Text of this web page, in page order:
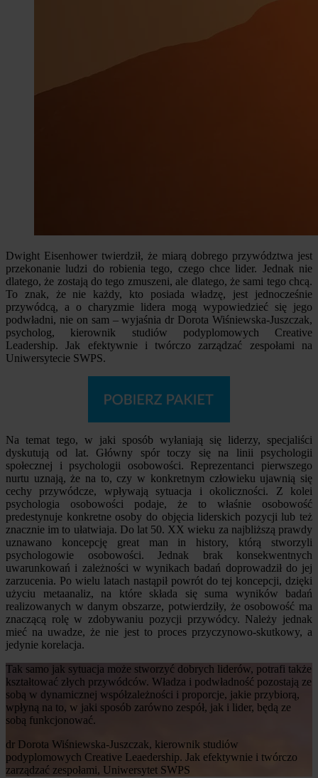
Dwight Eisenhower twierdził, że miarą dobrego przywództwa jest
przekonanie ludzi do robienia tego, czego chce lider. Jednak nie
dlatego, że zostają do tego zmuszeni, ale dlatego, że sami tego chcą.
To znak, że nie każdy, kto posiada władzę, jest jednocześnie
przywódcą, a o charyzmie lidera mogą wypowiedzieć się jego
podwładni, nie on sam – wyjaśnia dr Dorota Wiśniewska-Juszczak,
psycholog, kierownik studiów podyplomowych Creative
Leadership. Jak efektywnie i twórczo zarządzać zespołami na
Uniwersytecie SWPS.
Na temat tego, w jaki sposób wyłaniają się liderzy, specjaliści
dyskutują od lat. Główny spór toczy się na linii psychologii
społecznej i psychologii osobowości. Reprezentanci pierwszego
nurtu uznają, że na to, czy w konkretnym człowieku ujawnią się
cechy przywódcze, wpływają sytuacja i okoliczności. Z kolei
psychologia osobowości podaje, że to właśnie osobowość
predestynuje konkretne osoby do objęcia liderskich pozycji lub też
znacznie im to ułatwiaja. Do lat 50. XX wieku za najbliższą prawdy
uznawano koncepcję great man in history, którą stworzyli
psychologowie osobowości. Jednak brak konsekwentnych
uwarunkowań i zależności w wynikach badań doprowadził do jej
zarzucenia. Po wielu latach nastąpił powrót do tej koncepcji, dzięki
użyciu metaanaliz, na które składa się suma wyników badań
realizowanych w danym obszarze, potwierdziły, że osobowość ma
znaczącą rolę w zdobywaniu pozycji przywódcy. Należy jednak
mieć na uwadze, że nie jest to proces przyczynowo-skutkowy, a
jedynie korelacja.
Tak samo jak sytuacja może stworzyć dobrych liderów, potrafi także
kształtować złych przywódców. Władza i podwładność pozostają ze
sobą w dynamicznej współzależności i proporcje, jakie przybiorą,
wpłyną na to, w jaki sposób zarówno zespół, jak i lider, będą ze
sobą funkcjonować.
dr Dorota Wiśniewska-Juszczak, kierownik studiów
podyplomowych Creative Leaedership. Jak efektywnie i twórczo
zarządzać zespołami, Uniwersytet SWPS